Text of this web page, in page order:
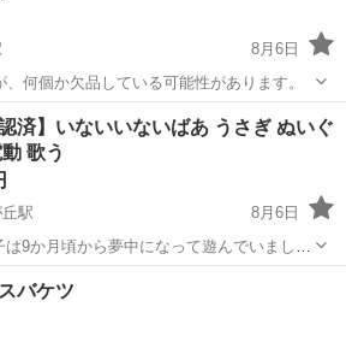
8月6日
何個か欠品している可能性があります。
駅 おもちゃ
済】いないいないばあ うさぎ ぬいぐ
歌う
駅
8月6日
のなので使用感があります。
バケツ